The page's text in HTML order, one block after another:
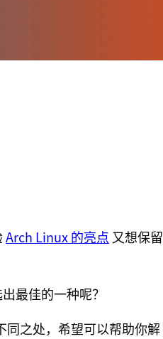
Arch Linux 的亮点 又想保留
最佳的一种呢？
之处，希望可以帮助你解